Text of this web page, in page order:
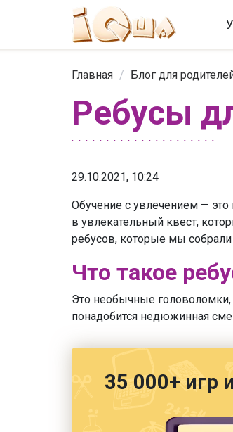
Главная / Блог для
Ребусы
29.10.2021, 10:24
Обучение с увлечением —
в увлекательный квест,
ребусов, которые мы собрали
Что такое
Это необычные
понадобится недюжинная
35 000+ игр